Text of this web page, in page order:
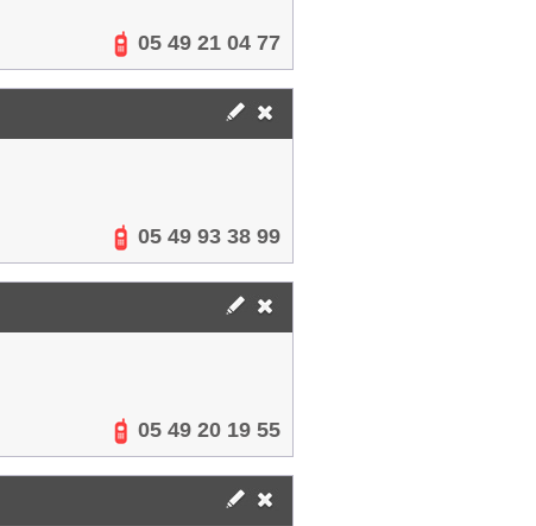
05 49 21 04 77
05 49 93 38 99
05 49 20 19 55